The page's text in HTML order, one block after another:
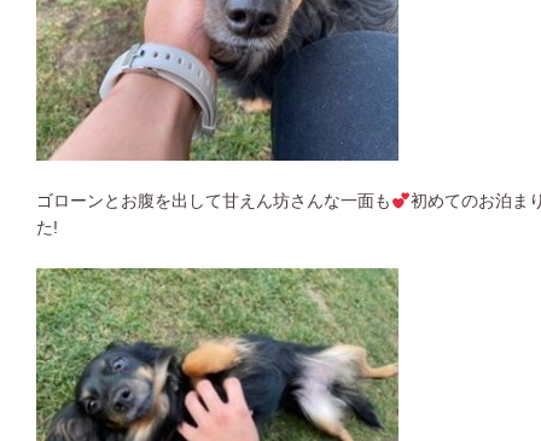
ゴローンとお腹を出して甘えん坊さんな一面も
初めてのお泊ま
た!